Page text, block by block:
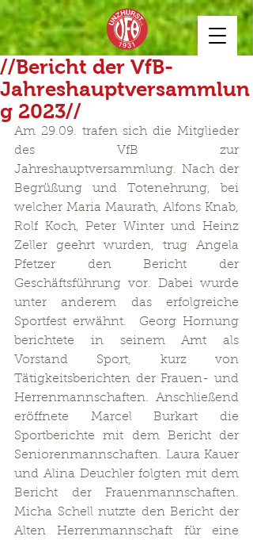
//Bericht der VfB-
Jahreshauptversammlun
g 2023//
Am 29.09. trafen sich die Mitglieder
des VfB zur
Jahreshauptversammlung. Nach der
Begrüßung und Totenehrung, bei
welcher Maria Maurath, Alfons Knab,
Rolf Koch, Peter Winter und Heinz
Zeller geehrt wurden, trug Angela
Pfetzer den Bericht der
Geschäftsführung vor. Dabei wurde
unter anderem das erfolgreiche
Sportfest erwähnt.  Georg Hornung
berichtete in seinem Amt als
Vorstand Sport, kurz von
Tätigkeitsberichten der Frauen- und
Herrenmannschaften. Anschließend
eröffnete Marcel Burkart die
Sportberichte mit dem Bericht der
Seniorenmannschaften. Laura Kauer
und Alina Deuchler folgten mit dem
Bericht der Frauenmannschaften.
Micha Schell nutzte den Bericht der
Alten Herrenmannschaft für eine